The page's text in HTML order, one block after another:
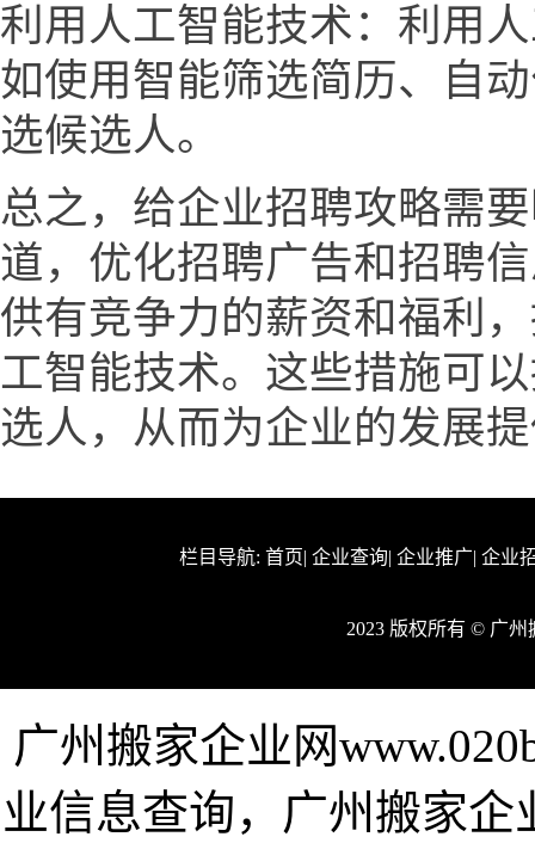
利用人工智能技术：利用
如使用智能筛选简历、自
选候选人。
总之，给企业招聘攻略需
道，优化招聘广告和招聘
供有竞争力的薪资和福利
工智能技术。这些措施可
选人，从而为企业的发展
栏目导航: 首页| 企业查询| 企业推广| 企业
2023 版权所有 © 广
广州搬家企业网
业信息查询，广州搬家